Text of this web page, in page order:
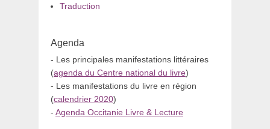
Traduction
Agenda
- Les principales manifestations littéraires
(agenda du Centre national du livre)
- Les manifestations du livre en région
(calendrier 2020)
- Agenda Occitanie Livre & Lecture